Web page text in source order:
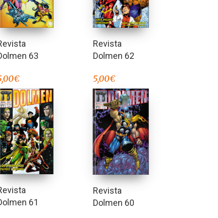
63
€
Revista
Dolmen 62
5,00€
61
Revista
Dolmen 60